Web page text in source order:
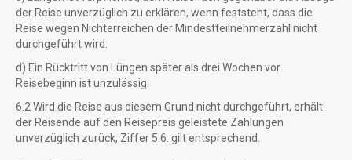
der Reise unverzüglich zu erklären, wenn feststeht, dass die
Reise wegen Nichterreichen der Mindestteilnehmerzahl nicht
durchgeführt wird.
d) Ein Rücktritt von Lüngen später als drei Wochen vor
Reisebeginn ist unzulässig.
6.2 Wird die Reise aus diesem Grund nicht durchgeführt, erhält
der Reisende auf den Reisepreis geleistete Zahlungen
unverzüglich zurück, Ziffer 5.6. gilt entsprechend.